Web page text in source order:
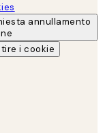
annullamento
i cookie